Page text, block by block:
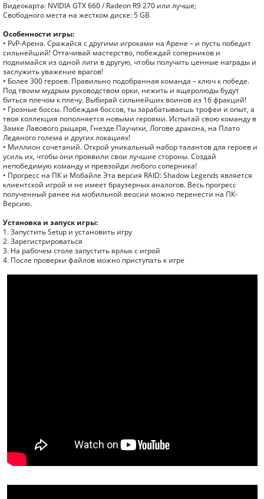
Видеокарта: NVIDIA GTX 660 / Radeon R9 270 или лучше;
Свободного места на жестком диске: 5 GB
Особенности игры:
• PvP-Арена. Сражайся с другими игроками на Арене – и пусть победит
сильнейший! Оттачивай мастерство, побеждай соперников и
поднимайся из одной лиги в другую, чтобы получить ценные награды и
заслужить уважение врагов!
• Более 300 героев. Правильно подобранная команда – ключ к победе.
Под твоим мудрым руководством орки, нежить и ящеролюды будут
биться плечом к плечу. Выбирай сильнейших воинов из 16 фракций!
• Грозные боссы. Побеждая боссов, ты зарабатываешь трофеи и опыт, а
твоя коллекция пополняется новыми героями. Испытай свою команду в
Замке Лавового рыцаря, Гнезде Паучихи, Логове дракона, на Плато
Ледяного голема и других локациях!
• Миллион сочетаний. Открой уникальный набор талантов для героев и
усиль их, чтобы они проявили свои лучшие стороны. Создай
непобедимую команду и превзойди любого соперника!
• Прогресс на ПК и Мобайле Эта версия RAID: Shadow Legends является
клиентской игрой и не имеет браузерных аналогов. Весь прогресс
полученный ранее на мобильной веосии можно перенести на ПК-
Версию.
Установка и запуск игры:
1. Запустить Setup и установить игру
2. Зарегистрироваться
3. На рабочем столе запустить ярлык с игрой
4. После проверки файлов можно приступать к игре